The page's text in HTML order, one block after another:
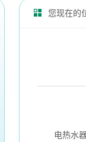
您现在的
电热水器